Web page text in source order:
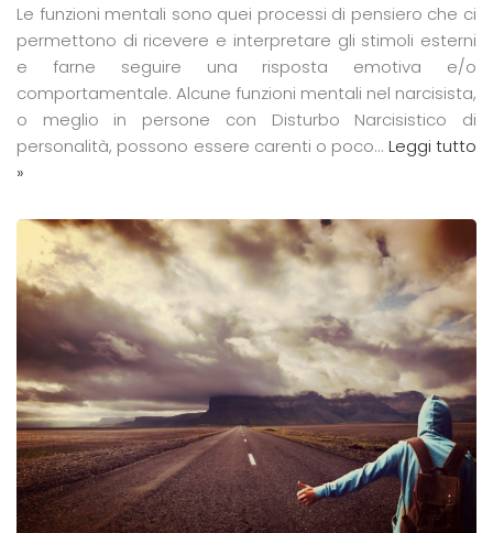
Le funzioni mentali sono quei processi di pensiero che ci
permettono di ricevere e interpretare gli stimoli esterni
e farne seguire una risposta emotiva e/o
comportamentale. Alcune funzioni mentali nel narcisista,
o meglio in persone con Disturbo Narcisistico di
personalità, possono essere carenti o poco… Leggi tutto
»